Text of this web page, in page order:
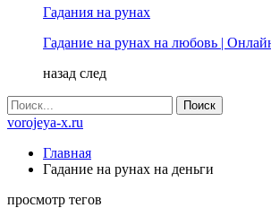
Гадания на рунах
Гадание на рунах на любовь |
назад след
vorojeya-x.ru
Главная
Гадание на рунах на деньги
просмотр тегов